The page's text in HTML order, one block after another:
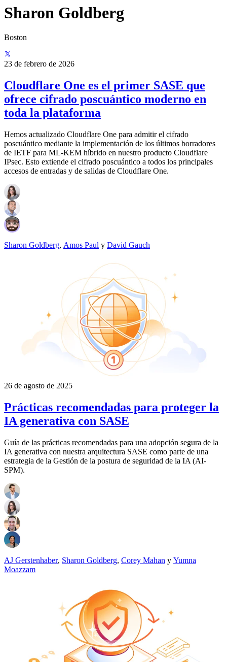
Sharon Goldberg
Boston
23 de febrero de 2026
Cloudflare One es el primer SASE que
ofrece cifrado poscuántico moderno en
toda la plataforma
Hemos actualizado Cloudflare One para admitir el cifrado
poscuántico mediante la implementación de los últimos borradores
de IETF para ML-KEM híbrido en nuestro producto Cloudflare
IPsec. Esto extiende el cifrado poscuántico a todos los principales
accesos de entradas y de salidas de Cloudflare One.
Sharon Goldberg, Amos Paul y David Gauch
26 de agosto de 2025
Prácticas recomendadas para proteger la
IA generativa con SASE
Guía de las prácticas recomendadas para una adopción segura de la
IA generativa con nuestra arquitectura SASE como parte de una
estrategia de la Gestión de la postura de seguridad de la IA (AI-
SPM).
AJ Gerstenhaber, Sharon Goldberg, Corey Mahan y Yumna
Moazzam